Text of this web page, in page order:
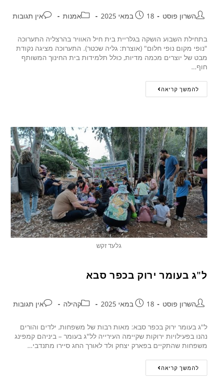
השרון פוסט 18 במאי 2025 אמנות אין תגובות
בתחילת השבוע הושקה בגלריית בית חיל האוויר בהרצליה התערוכה
"נופי מקום נופי חלום" (אוצרת: גליה שכטר). התערוכה מציגה נקודת
מבט של יוצרים מכמה מדיות, כולל תלמידות בית החינוך המשותף
חוף…
להמשך קריאה
גלעד זקש
ל"ג בעומר ירוק בכפר סבא
השרון פוסט 18 במאי 2025 קהילה אין תגובות
ל"ג בעומר ירוק בכפר סבא: מאות רבות של משפחות, ילדים והורים
נהנו בפעילויות ירוקות שקיימה העירייה לל"ג בעומר – ביניהם קמפינג
משפחות שהתקיים בפארק יצחק ולד לאורך החג סיירו מתנדבי…
להמשך קריאה